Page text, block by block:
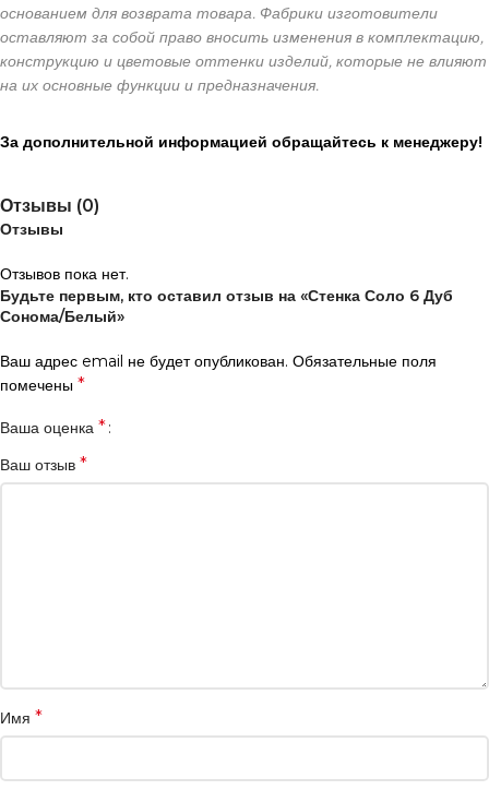
основанием для возврата товара. Фабрики изготовители
оставляют за собой право вносить изменения в комплектацию,
конструкцию и цветовые оттенки изделий, которые не влияют
на их основные функции и предназначения.
За дополнительной информацией обращайтесь к менеджеру!
Отзывы (0)
Отзывы
Отзывов пока нет.
Будьте первым, кто оставил отзыв на «Стенка Соло 6 Дуб
Сонома/Белый»
Ваш адрес email не будет опубликован. Обязательные поля
помечены *
Ваша оценка *
Ваш отзыв *
Имя *